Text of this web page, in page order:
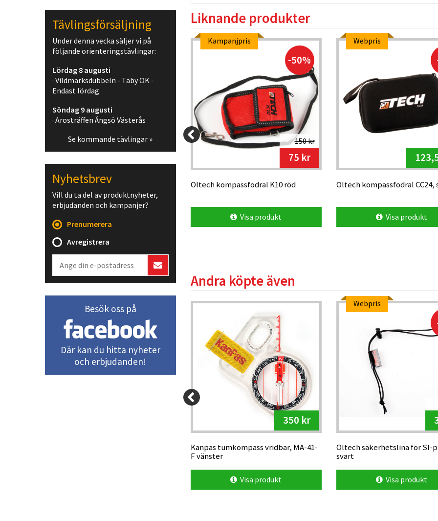
Liknande produkter
Webpris
130 kr
Oltech kompassfodral CC24, lila
Kampanjpris
-50%
150 kr
75 kr
Oltech kompassfodral K10 röd
Visa produkt
Webpris
Oltech kompassfodral CC24,
Visa produkt
Andra köpte även
350 kr
Kanpas tumkompass vridbar, MA-41-
F vänster
Visa produkt
Webpris
Oltech säkerhetslina för SI-
svart
Visa produkt
Tävlingsförsäljning
Under denna vecka säljer vi på
följande orienteringstävlingar:
Lördag 8 augusti
· Vildmarksdubbeln - Täby OK -
Endast lördag.
Söndag 9 augusti
· Arosträffen Ängsö Västerås
Se kommande tävlingar »
Nyhetsbrev
Vill du ta del av produktnyheter,
erbjudanden och kampanjer?
Prenumerera
Avregistrera
Besök oss på
Där kan du hitta nyheter
och erbjudanden!